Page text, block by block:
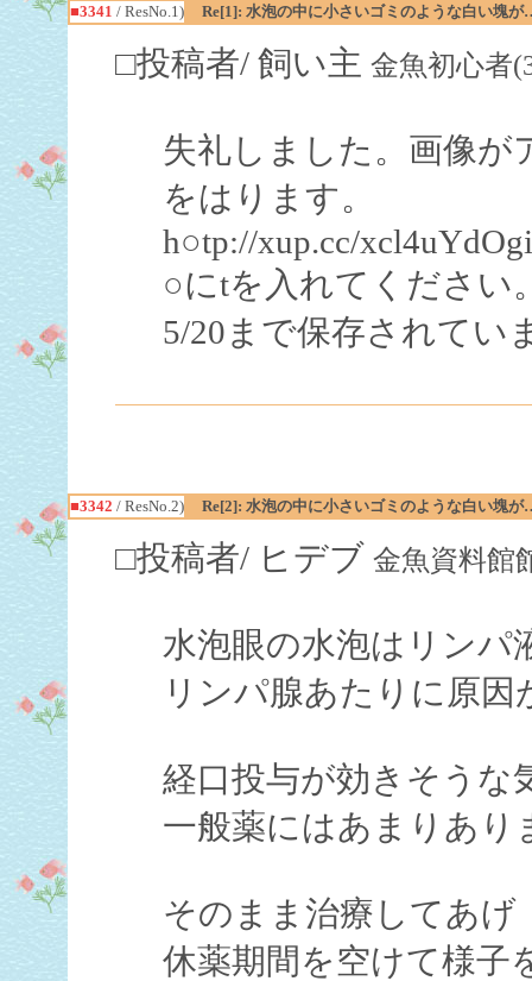
■3341 / ResNo.1) Re[1]: 水泡の中に小さいゴミのような白い塊
□投稿者/ 飼い主 金魚初心者
失礼しました。画像
をはります。
h○tp://xup.cc/
○にtを入れてください
5/20まで保存されてい
■3342 / ResNo.2) Re[2]: 水泡の中に小さいゴミのような白い塊
□投稿者/ ヒデブ 金魚資料館
水泡眼の水泡はリンパ
リンパ腺あたりに原
経口投与が効きそうな
一般薬にはあまりあり
そのまま治療してあげ
休薬期間を空けて様子